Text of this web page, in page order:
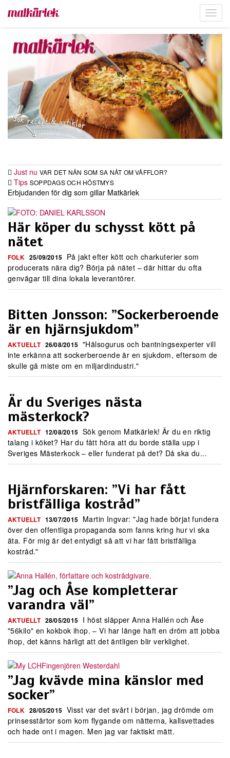
Just nu VAR DET NÅN SOM SA NÅT OM VÅFFLOR?
Tips SOPPDAGS OCH HÖSTMYS
Erbjudanden för dig som gillar Matkärlek
Här köper du schysst kött på
nätet
FOLK 25/09/2015 På jakt efter kött och charkuterier som
producerats nära dig? Börja på nätet – där hittar du ofta
genvägar till dina lokala leverantörer.
Bitten Jonsson: ”Sockerberoende
är en hjärnsjukdom”
AKTUELLT 26/08/2015 "Hälsogurus och bantningsexperter vill
inte erkänna att sockerberoende är en sjukdom, eftersom de
skulle gå miste om en miljardindustri."
Är du Sveriges nästa
mästerkock?
AKTUELLT 12/08/2015 Sök genom Matkärlek! Är du en riktig
talang i köket? Har du fått höra att du borde ställa upp i
Sveriges Mästerkock – eller funderat på det? Då ska du...
Hjärnforskaren: ”Vi har fått
bristfälliga kostråd”
AKTUELLT 13/07/2015 Martin Ingvar: "Jag hade börjat fundera
över den offentliga propaganda som fanns kring hur vi ska
äta. För mig är det entydigt så att vi har fått bristfälliga
kostråd."
”Jag och Åse kompletterar
varandra väl”
AKTUELLT 28/05/2015 I höst släpper Anna Hallén och Åse
"56kilo" en kokbok ihop. – Vi har länge haft en dröm att jobba
ihop, det känns härligt att det äntligen blir verklighet.
”Jag kvävde mina känslor med
socker”
FOLK 28/05/2015 Visst var det svårt i början, jag drömde om
prinsesstårtor som kom flygande om nätterna, kallsvettades
och hade ont i magen. Men jag var faktiskt mätt.